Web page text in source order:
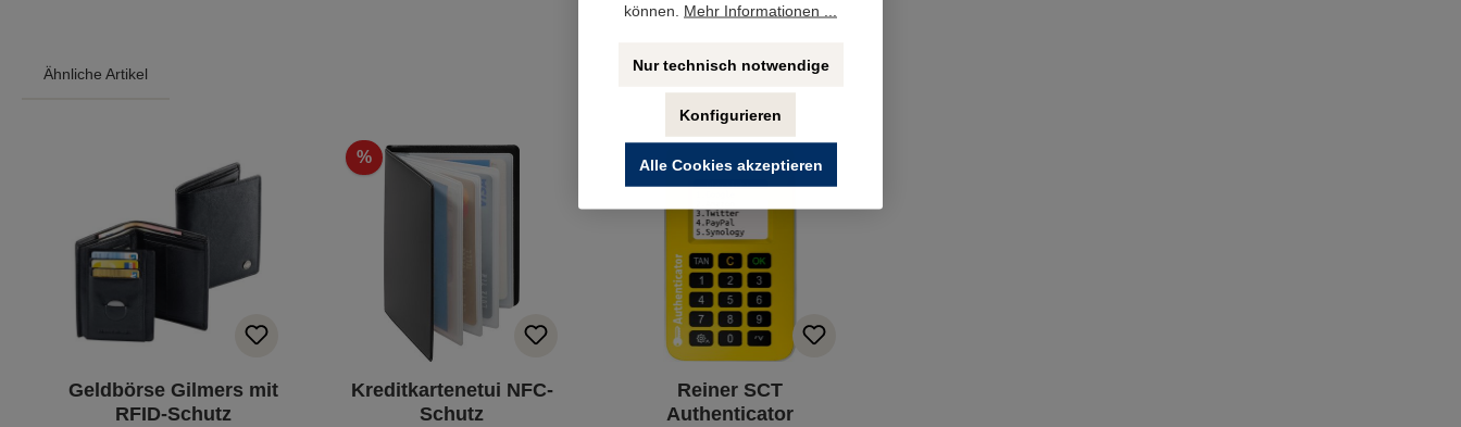
Ähnliche Artikel
Geldbörse Gilmers mit
RFID-Schutz
%
Kreditkartenetui NFC-
Schutz
Reiner SCT
Authenticator
können. Mehr Informationen ...
Nur technisch notwendige
Konfigurieren
Alle Cookies akzeptieren